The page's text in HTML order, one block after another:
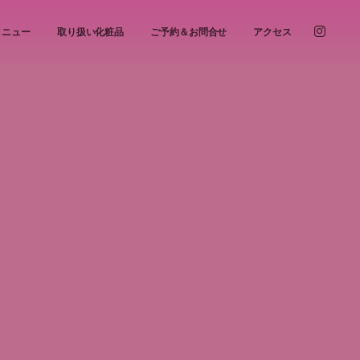
ュー 取り扱い化粧品 ご予約＆お問合せ アクセス